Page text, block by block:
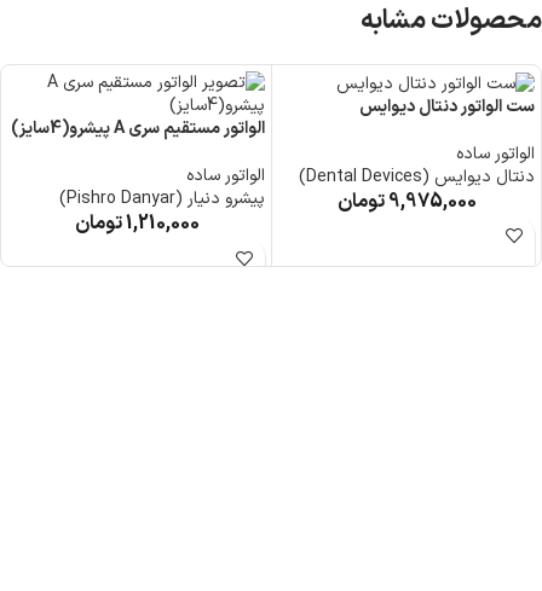
محصولات مشابه
ست الواتور دنتال دیوایس
الواتور ساده
دنتال دیوایس (Dental Devices)
9,975,000تومان
الواتور مستقیم سری A پیشرو(4سایز)
الواتور ساده
پیشرو دنیار (Pishro Danyar)
1,210,000تومان